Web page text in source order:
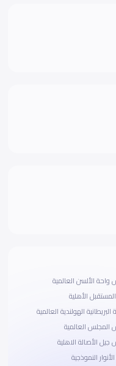
الألسن العالمية
الأهلية
الهولندية العالمية
المجلس العالمية
الأصالة الاهلية
النموذجية